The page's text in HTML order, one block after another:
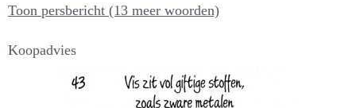
Toon persbericht (13 meer woorden)
Koopadvies